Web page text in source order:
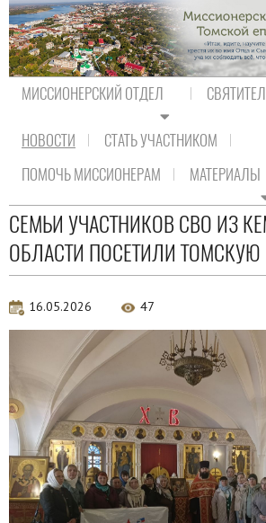
МИССИОНЕРСКИЙ ОТДЕЛ
НОВОСТИ
СТАТЬ УЧАСТНИКОМ
ПОМОЧЬ МИССИОНЕРАМ
МАТЕРИАЛЫ
Новости епархии
СЕМЬИ УЧАСТНИКОВ СВО ИЗ
ОБЛАСТИ ПОСЕТИЛИ
16.05.2026 47